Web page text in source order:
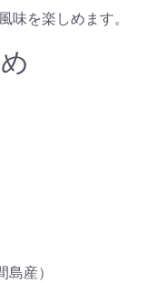
味を楽しめます。
産）